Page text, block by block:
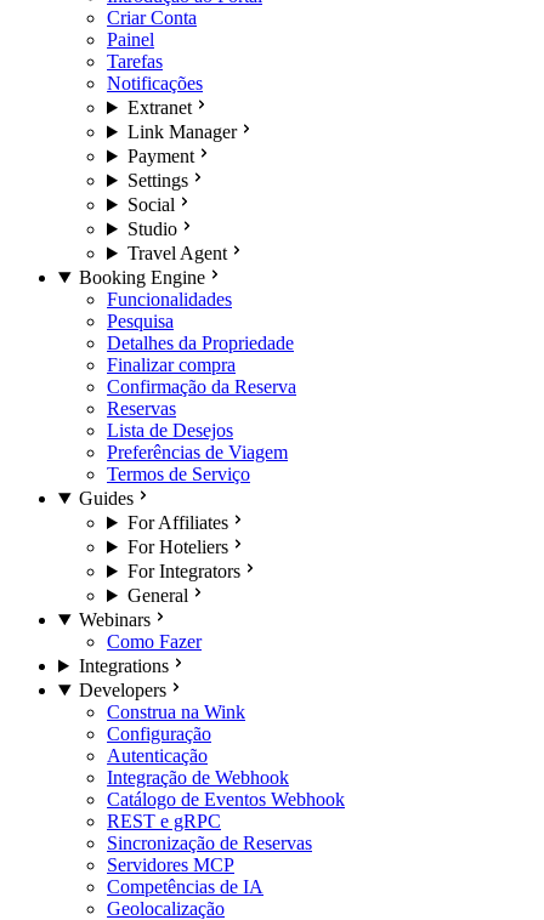
Criar Conta
Painel
Tarefas
Notificações
Extranet
Link Manager
Payment
Settings
Social
Studio
Travel Agent
Booking Engine
Funcionalidades
Pesquisa
Detalhes da Propriedade
Finalizar compra
Confirmação da Reserva
Reservas
Lista de Desejos
Preferências de Viagem
Termos de Serviço
Guides
For Affiliates
For Hoteliers
For Integrators
General
Webinars
Como Fazer
Integrations
Developers
Construa na Wink
Configuração
Autenticação
Integração de Webhook
Catálogo de Eventos Webhook
REST e gRPC
Sincronização de Reservas
Servidores MCP
Competências de IA
Geolocalização